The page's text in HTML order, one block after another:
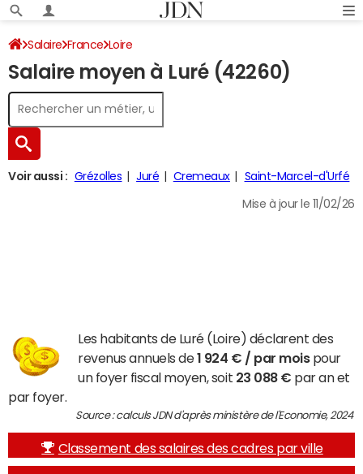
Salaire France Loire
Salaire moyen à Luré (42260)
Voir aussi : Grézolles Juré Cremeaux Saint-Marcel-d'Urfé
Mise à jour le 11/02/26
Les habitants de Luré (Loire) déclarent des
revenus annuels de1 924 € / par moispour
un foyer fiscal moyen, soit 23 088 € par an et
par foyer.
Source : calculs JDN d'après ministère de l'Economie, 2024
Classement des salaires des cadres par ville